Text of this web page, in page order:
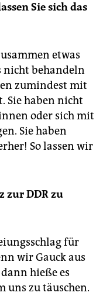
Sie sich das
etwas
nicht behandeln
zumindest mit
Sie haben nicht
oder sich mit
Sie haben
So lassen wir
zur DDR zu
für
wir Gauck aus
hieße es
uns zu täuschen.